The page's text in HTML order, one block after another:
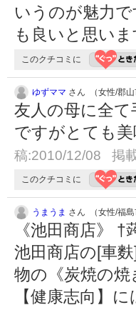
いうのが魅力
も良いと思いま
このクチコミに
ゆずママ さん （女性/郡山
友人の母に全
ですがとても
稿:2010/12/08 掲
このクチコミに
うまうま さん （女性/福島
《池田商店》
池田商店の[車
物の《炭焼の
【健康志向】